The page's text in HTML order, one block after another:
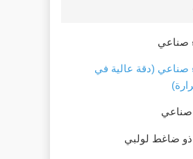
صناعي
صناعي (دقة عالية في
صناعي
ذو ضاغط لولبي